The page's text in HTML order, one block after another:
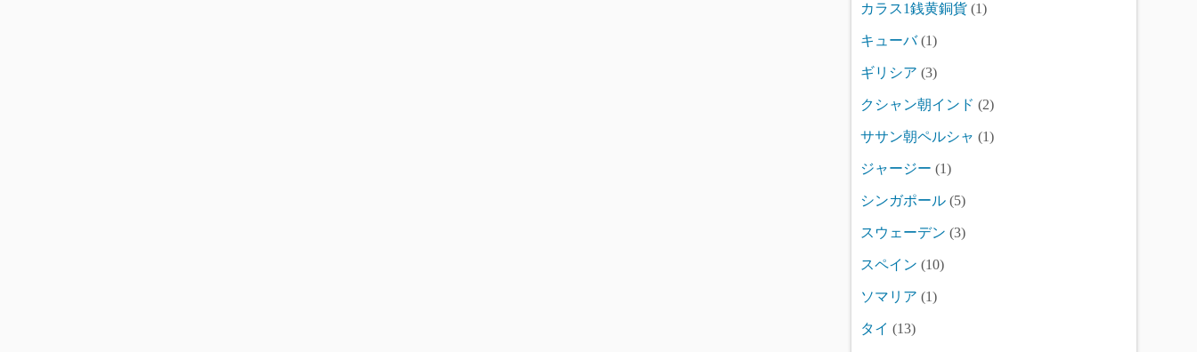
カラス1銭黄銅貨 (1)
キューバ(1)
ギリシア (3)
クシャン朝インド (2)
ササン朝ペルシャ (1)
ジャージー (1)
シンガポール (5)
スウェーデン (3)
スペイン (10)
ソマリア (1)
タイ (13)